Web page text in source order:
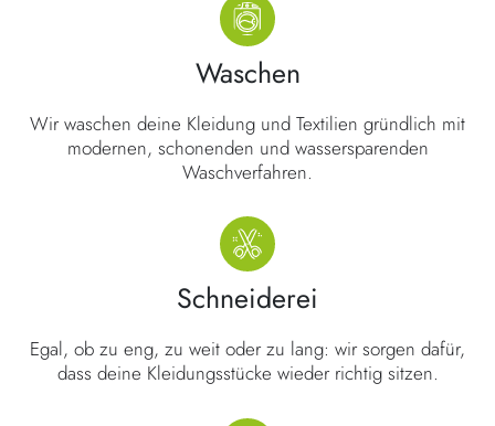
Waschen
Wir waschen deine Kleidung und Textilien gründlich mit
modernen, schonenden und wassersparenden
Waschverfahren.
Schneiderei
Egal, ob zu eng, zu weit oder zu lang: wir sorgen dafür,
dass deine Kleidungsstücke wieder richtig sitzen.